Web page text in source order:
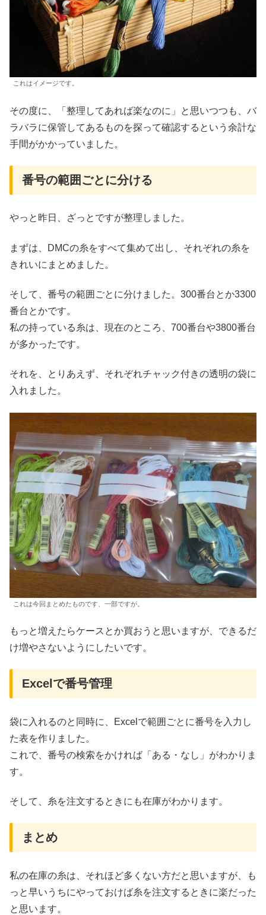
これはイメージです。
その度に、「整理してあれば楽なのに」と思いつつも、バ
ラバラに保管してあるものを探って確認するという余計な
手間がかかっていました。
番号の範囲ごとに分ける
やっと昨日、ざっとですが整理しました。
まずは、DMCの糸をすべて集めて出し、それぞれの糸を
きれいにまとめました。
そして、番号の範囲ごとに分けました。300番台とか3300
番台とかです。
私の持っている糸は、現在のところ、700番台や3800番台
が多かったです。
それを、とりあえず、それぞれチャック付きの透明の袋に
入れました。
これは今回まとめたものです、一部ですが。
もっと増えたらケースとか買おうと思いますが、できるだ
け増やさないようにしたいです。
Excelで番号管理
袋に入れるのと同時に、Excelで範囲ごとに番号を入力し
た表を作りました。
これで、番号の検索をかければ「ある・なし」がわかりま
す。
そして、糸を注文するときにも在庫がわかります。
まとめ
私の在庫の糸は、それほど多くない方だと思いますが、も
っと早いうちにやっておけば糸を注文するときに楽だった
と思います。